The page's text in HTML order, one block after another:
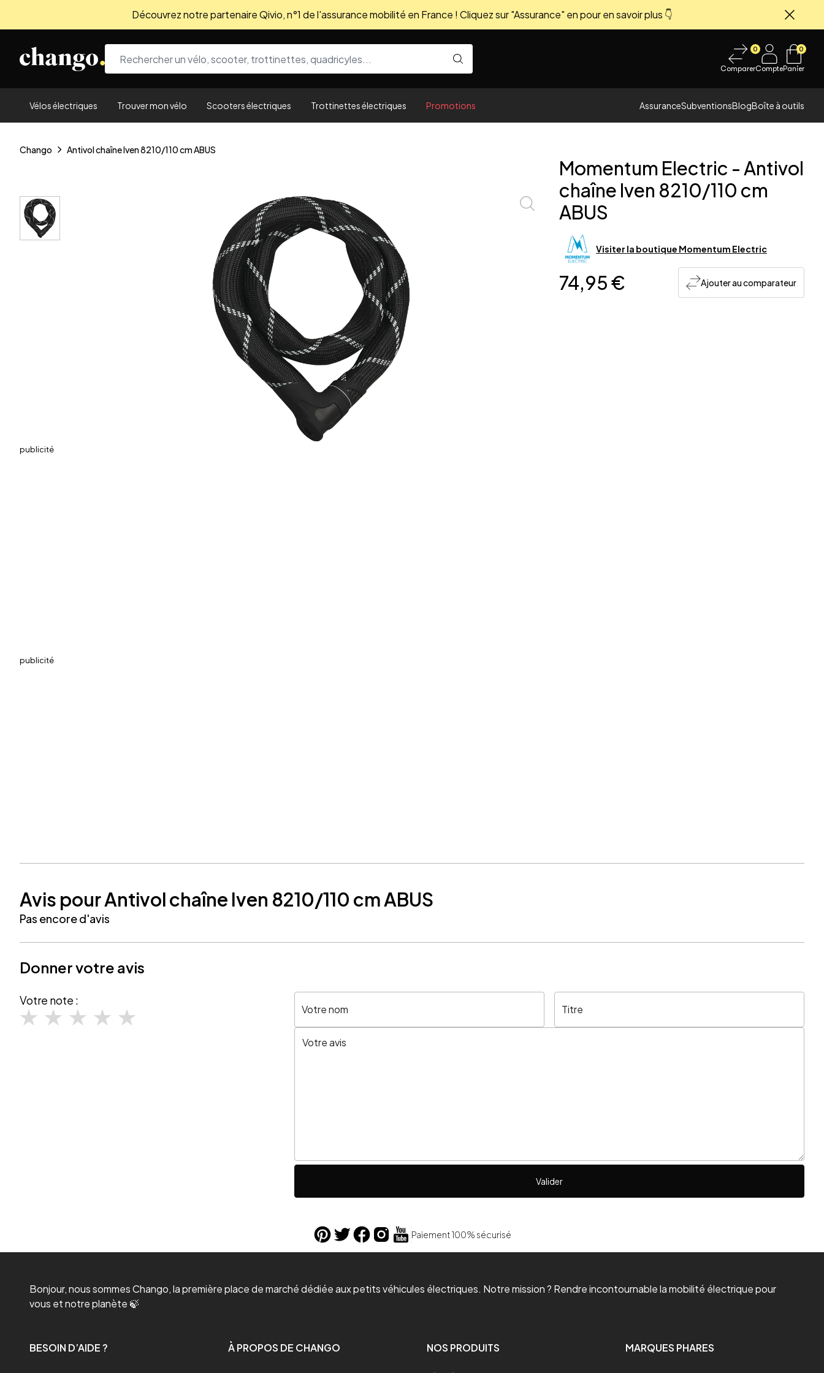
Découvrez notre partenaire Qivio, n°1 de l'assurance mobilité en France ! Cliquez sur "Assurance" en pour en savoir plus 👇
0
ComparerCompte
0
Panier
Vélos électriques Trouver mon vélo Scooters électriques Trottinettes électriques Promotions AssuranceSubventionsBlogBoîte à outils
Chango Antivol chaîne Iven 8210/110 cm ABUS
Zoom image
Momentum Electric -Antivol
chaîne Iven 8210/110 cm
ABUS
Visiter la boutique Momentum Electric
74,95 € Ajouter au comparateur
publicité
publicité
Avis pour Antivol chaîne Iven 8210/110 cm ABUS
Pas encore d'avis
Donner votre avis
Votre note :
Votre nom Titre
Valider
Paiement 100% sécurisé
Bonjour, nous sommes Chango, la première place de marché dédiée aux petits véhicules électriques. Notre mission ? Rendre incontournable la mobilité électrique pour
vous et notre planète 🍃
BESOIN D’AIDE ? À PROPOS DE CHANGO NOS PRODUITS MARQUES PHARES